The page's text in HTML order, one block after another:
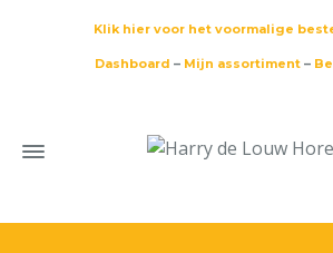
Klik hier voor het voormalige
Dashboard – Mijn assortiment–